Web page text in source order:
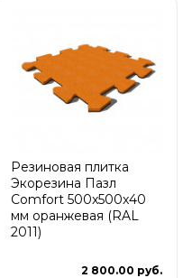
Резиновая плитка
Экорезина Пазл
Comfort 500x500x40
мм оранжевая (RAL
2011)
2 800.00 руб.